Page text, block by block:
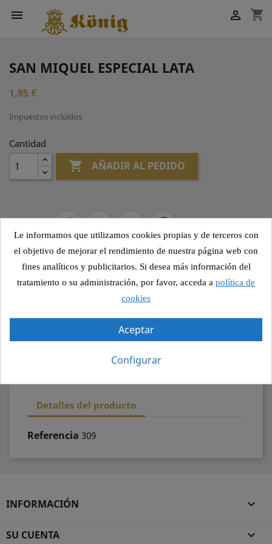
 shopping_cart

SAN MIQUEL ESPECIAL LATA
1,95 €
Impuestos incluidos
Cantidad
 AÑADIR AL PEDIDO
Pago seguro
100% calidad
Detalles del producto
Referencia 309
INFORMACIÓN 
SU CUENTA 
Le informamos que utilizamos cookies propias y de terceros con
el objetivo de mejorar el rendimiento de nuestra página web con
fines analíticos y publicitarios. Si desea más información del
tratamiento o su administración, por favor, acceda a política de
cookies
Aceptar
Configurar